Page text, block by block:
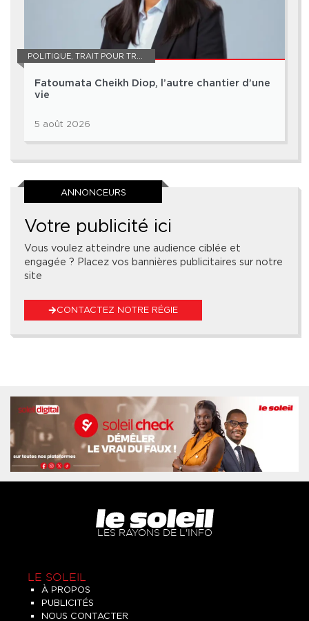
POLITIQUE, TRAIT POUR TRAIT
Fatoumata Cheikh Diop, l’autre chantier d’une
vie
5 août 2026
ANNONCEURS
Votre publicité ici
Vous voulez atteindre une audience ciblée et
engagée ? Placez vos bannières publicitaires sur notre
site
CONTACTEZ NOTRE RÉGIE
LES RAYONS DE L'INFO
LE SOLEIL
À PROPOS
PUBLICITÉS
NOUS CONTACTER